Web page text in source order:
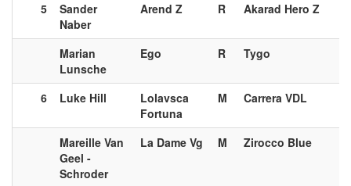
5
Sander
Naber
Arend Z R Akarad Hero Z
Marian
Lunsche
Ego R Tygo
6 Luke Hill
Lolavsca
Fortuna
M Carrera VDL
Mareille Van
Geel -
Schroder
La Dame Vg M Zirocco Blue